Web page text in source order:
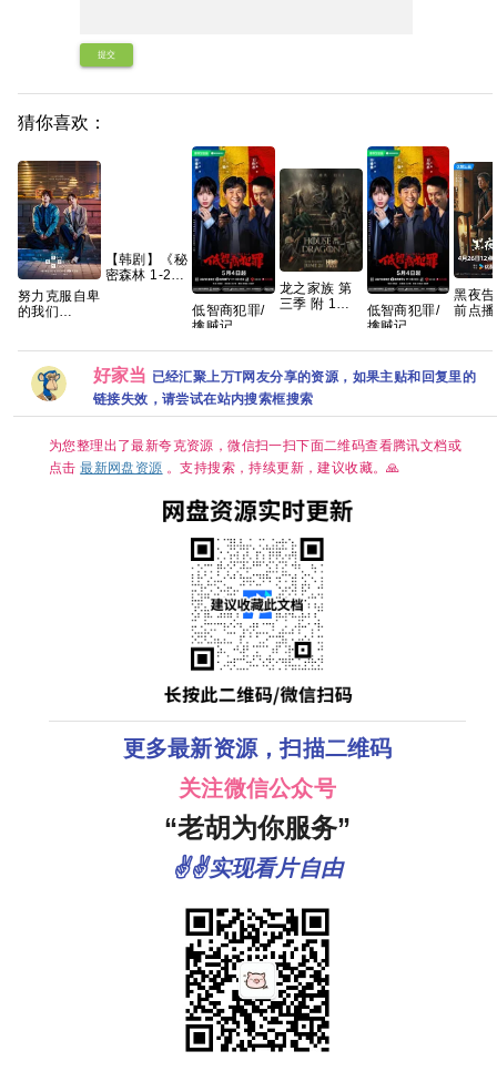
提交
猜你喜欢：
努力克服自卑
的我们
集]
【韩剧】《秘
密森林 1-2
低智商犯罪/
擒贼记
】【悬疑/ 犯
罪】【国语中
字】【4K 持
续更新】
龙之家族 第
三季 附 1～2
内嵌简繁英字
幕 【单集
7GB左右】
低智商犯罪/
擒贼记
】【悬疑/ 犯
罪】【国语中
续更新】
黑夜
前点
好家当 已经汇聚上万T网友分享的资源，如果主贴和回复里的
链接失效，请尝试在站内搜索框搜索
为您整理出了最新夸克资源，微信扫一扫下面二维码查看腾讯文档或
点击最新网盘资源 。支持搜索，持续更新，建议收藏。🙏
更多最新资源，扫描二维码
关注微信公众号
“老胡为你服务”
✌✌实现看片自由